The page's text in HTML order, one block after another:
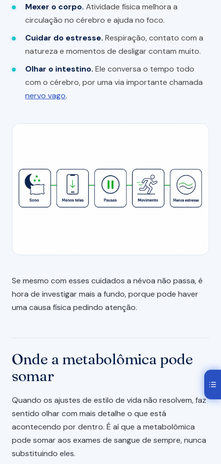
Mexer o corpo. Atividade física melhora a
circulação no cérebro e ajuda no foco.
Cuidar do estresse. Respiração, contato com a
natureza e momentos de desligar contam muito.
Olhar o intestino. Ele conversa o tempo todo
com o cérebro, por uma via importante chamada
nervo vago.
Se mesmo com esses cuidados a névoa não passa, é
hora de investigar mais a fundo, porque pode haver
uma causa física pedindo atenção.
Onde a metabolômica pode
somar
Quando os ajustes de estilo de vida não resolvem, faz
sentido olhar com mais detalhe o que está
acontecendo por dentro. É aí que a metabolômica
pode somar aos exames de sangue de sempre, nunca
substituindo eles.